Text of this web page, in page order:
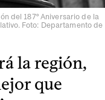
del 187º Aniversario de la
Foto: Departamento de
la región,
que